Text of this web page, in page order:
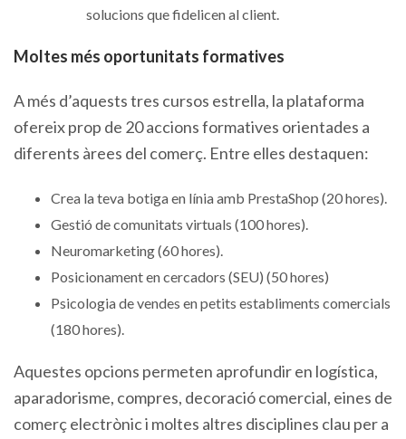
solucions que fidelicen al client.
Moltes més oportunitats formatives
A més d’aquests tres cursos estrella, la plataforma
ofereix prop de 20 accions formatives orientades a
diferents àrees del comerç. Entre elles destaquen:
Crea la teva botiga en línia amb PrestaShop (20 hores).
Gestió de comunitats virtuals (100 hores).
Neuromarketing (60 hores).
Posicionament en cercadors (SEU) (50 hores)
Psicologia de vendes en petits establiments comercials
(180 hores).
Aquestes opcions permeten aprofundir en logística,
aparadorisme, compres, decoració comercial, eines de
comerç electrònic i moltes altres disciplines clau per a